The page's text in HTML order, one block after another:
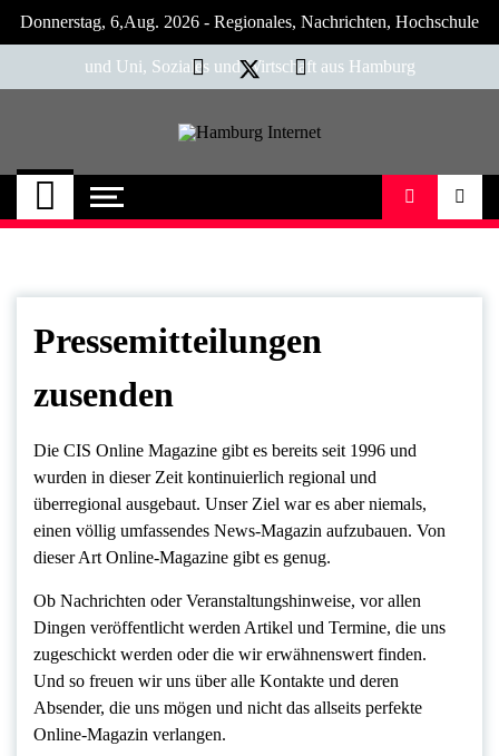
Skip
Donnerstag, 6,Aug. 2026 - Regionales, Nachrichten, Hochschule
und Uni, Soziales und Wirtschaft aus Hamburg
Hamburg Internet
Neuigkeiten und Nachrichten aus Hamburg
Pressemitteilungen
zusenden
Die CIS Online Magazine gibt es bereits seit 1996 und
wurden in dieser Zeit kontinuierlich regional und
überregional ausgebaut. Unser Ziel war es aber niemals,
einen völlig umfassendes News-Magazin aufzubauen. Von
dieser Art Online-Magazine gibt es genug.
Ob Nachrichten oder Veranstaltungshinweise, vor allen
Dingen veröffentlicht werden Artikel und Termine, die uns
zugeschickt werden oder die wir erwähnenswert finden.
Und so freuen wir uns über alle Kontakte und deren
Absender, die uns mögen und nicht das allseits perfekte
Online-Magazin verlangen.